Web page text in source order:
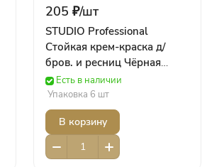
205 ₽/шт
STUDIO Professional
Cтойкая крем-краска д/
бров. и ресниц Чёрная
(50/30 мл) Роколор
Есть в наличии
Упаковка 6 шт
В корзину